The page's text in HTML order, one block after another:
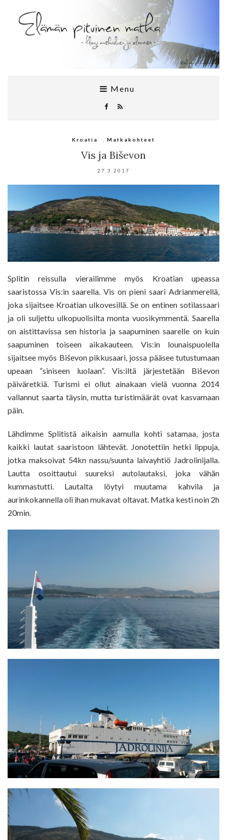
Menu
Kroatia Matkakohteet
Vis ja Biševon
27.3.2017
Splitin reissulla vierailimme myös Kroatian upeassa
saaristossa Vis:in saarella. Vis on pieni saari Adrianmerellä,
joka sijaitsee Kroatian ulkovesillä. Se on entinen sotilassaari
ja oli suljettu ulkopuolisilta monta vuosikymmentä. Saarella
on aistittavissa sen historia ja saapuminen saarelle on kuin
saapuminen toiseen aikakauteen. Vis:in lounaispuolella
sijaitsee myös Biševon pikkusaari, jossa pääsee tutustumaan
upeaan ”siniseen luolaan”. Vis:iltä järjestetään Biševon
päiväretkiä. Turismi ei ollut ainakaan vielä vuonna 2014
vallannut saarta täysin, mutta turistimäärät ovat kasvamaan
päin.
Lähdimme Splitistä aikaisin aamulla kohti satamaa, josta
kaikki lautat saaristoon lähtevät. Jonotettiin hetki lippuja,
jotka maksoivat 54kn nassu/suunta laivayhtiö Jadrolinijalla.
Lautta osoittautui suureksi autolautaksi, joka vähän
kummastutti. Lautalta löytyi muutama kahvila ja
aurinkokannella oli ihan mukavat oltavat. Matka kesti noin 2h
20min.